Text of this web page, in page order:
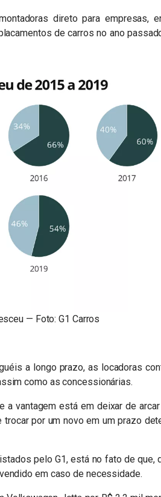
direto para empresas,
de carros no ano
— Foto: G1 Carros
a longo prazo, as locadoras
como as concessionárias.
a vantagem está em deixar de
por um novo em um prazo
pelo G1, está no fato de que,
em caso de necessidade.